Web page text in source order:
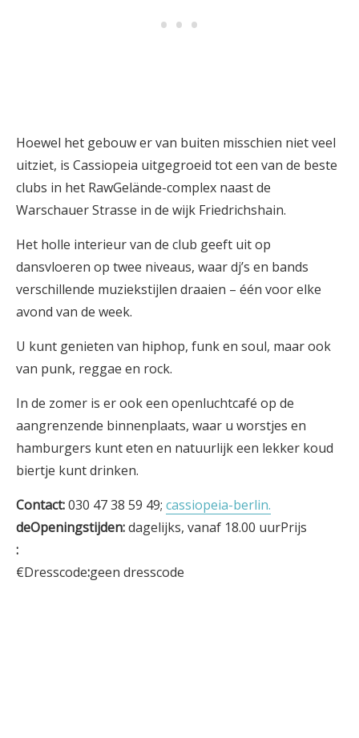
Hoewel het gebouw er van buiten misschien niet veel
uitziet, is Cassiopeia uitgegroeid tot een van de beste
clubs in het RawGelände-complex naast de
Warschauer Strasse in de wijk Friedrichshain.
Het holle interieur van de club geeft uit op
dansvloeren op twee niveaus, waar dj’s en bands
verschillende muziekstijlen draaien – één voor elke
avond van de week.
U kunt genieten van hiphop, funk en soul, maar ook
van punk, reggae en rock.
In de zomer is er ook een openluchtcafé op de
aangrenzende binnenplaats, waar u worstjes en
hamburgers kunt eten en natuurlijk een lekker koud
biertje kunt drinken.
Contact:030 47 38 59 49; cassiopeia-berlin.
deOpeningstijden:dagelijks, vanaf 18.00 uurPrijs
:
€Dresscode:geen dresscode